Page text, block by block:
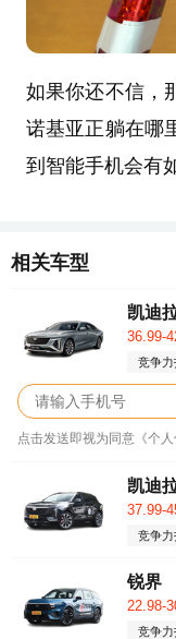
如果你还不信，
诺基亚正躺在哪
到智能手机会有
相关车型
凯迪
36.99-
竞争
点击发送即视为同意《个人
凯迪
37.99-
竞争力
锐界
22.98-
竞争